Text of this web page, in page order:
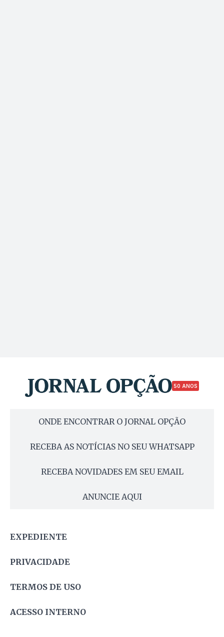
50 ANOS
ONDE ENCONTRAR O JORNAL OPÇÃO
RECEBA AS NOTÍCIAS NO SEU WHATSAPP
RECEBA NOVIDADES EM SEU EMAIL
ANUNCIE AQUI
EXPEDIENTE
PRIVACIDADE
TERMOS DE USO
ACESSO INTERNO